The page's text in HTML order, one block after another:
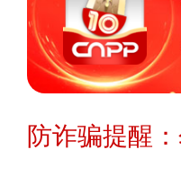
防诈骗提醒